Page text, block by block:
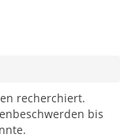
recherchiert.
bis